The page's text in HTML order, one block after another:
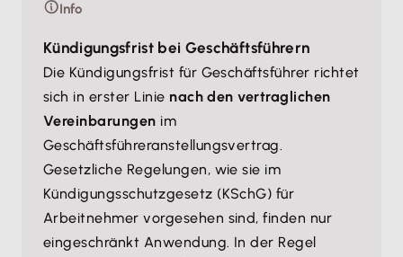
Info
Kündigungsfrist bei Geschäftsführern
Die Kündigungsfrist für Geschäftsführer richtet
sich in erster Linie nach den vertraglichen
Vereinbarungen im
Geschäftsführeranstellungsvertrag.
Gesetzliche Regelungen, wie sie im
Kündigungsschutzgesetz (KSchG) für
Arbeitnehmer vorgesehen sind, finden nur
eingeschränkt Anwendung. In der Regel